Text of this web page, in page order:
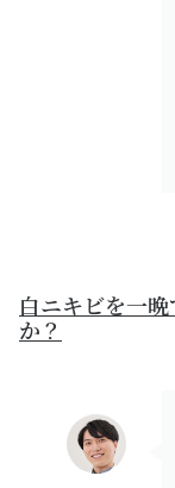
白ニキビを一
か？